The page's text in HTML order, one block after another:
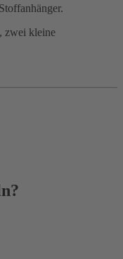
zwei kleine